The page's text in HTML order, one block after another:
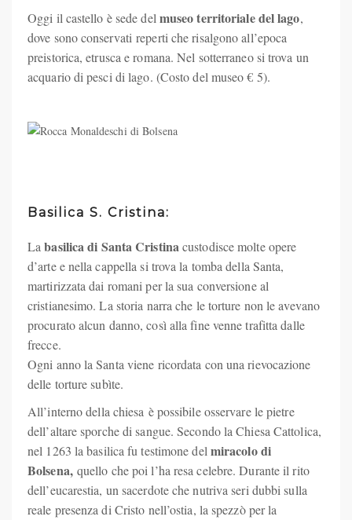
Oggi il castello è sede delmuseo territoriale del lago,
dove sono conservati reperti che risalgono all’epoca
preistorica, etrusca e romana. Nel sotterraneo si trova un
acquario di pesci di lago. (Costo del museo € 5).
Basilica S. Cristina:
Labasilica di Santa Cristinacustodisce molte opere
d’arte e nella cappella si trova la tomba della Santa,
martirizzata dai romani per la sua conversione al
cristianesimo. La storia narra che le torture non le avevano
procurato alcun danno, così alla fine venne trafitta dalle
frecce.
Ogni anno la Santa viene ricordata con una rievocazione
delle torture subìte.
All’interno della chiesa è possibile osservare le pietre
dell’altare sporche di sangue. Secondo la Chiesa Cattolica,
nel 1263 la basilica fu testimone delmiracolo di
Bolsena, quello che poi l’ha resa celebre. Durante il rito
dell’eucarestia, un sacerdote che nutriva seri dubbi sulla
reale presenza di Cristo nell’ostia, la spezzò per la